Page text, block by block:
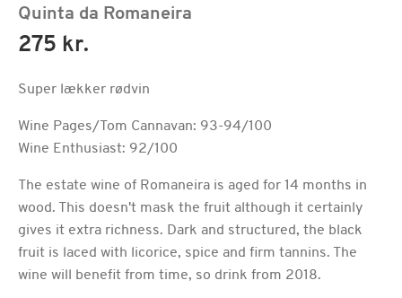
Quinta da Romaneira
275 kr.
Super lækker rødvin
Wine Pages/Tom Cannavan: 93-94/100
Wine Enthusiast: 92/100
The estate wine of Romaneira is aged for 14 months in
wood. This doesn't mask the fruit although it certainly
gives it extra richness. Dark and structured, the black
fruit is laced with licorice, spice and firm tannins. The
wine will benefit from time, so drink from 2018.